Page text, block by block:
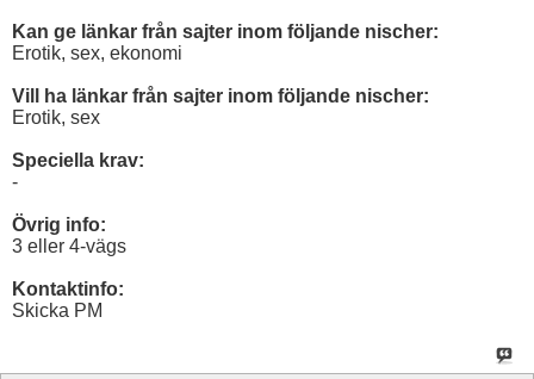
Kan ge länkar från sajter inom följande nischer:
Erotik, sex, ekonomi
Vill ha länkar från sajter inom följande nischer:
Erotik, sex
Speciella krav:
-
Övrig info:
3 eller 4-vägs
Kontaktinfo:
Skicka PM